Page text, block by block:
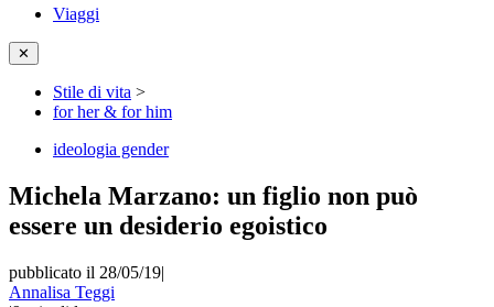
Viaggi
✕
Stile di vita >
for her & for him
ideologia gender
Michela Marzano: un figlio non può
essere un desiderio egoistico
pubblicato il 28/05/19|
Annalisa Teggi